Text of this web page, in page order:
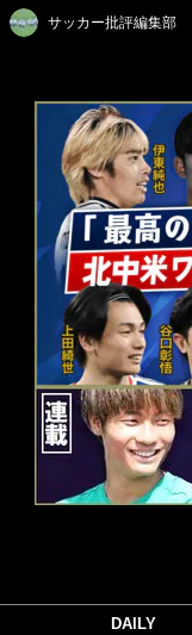
サッカー批評編集部
DAILY